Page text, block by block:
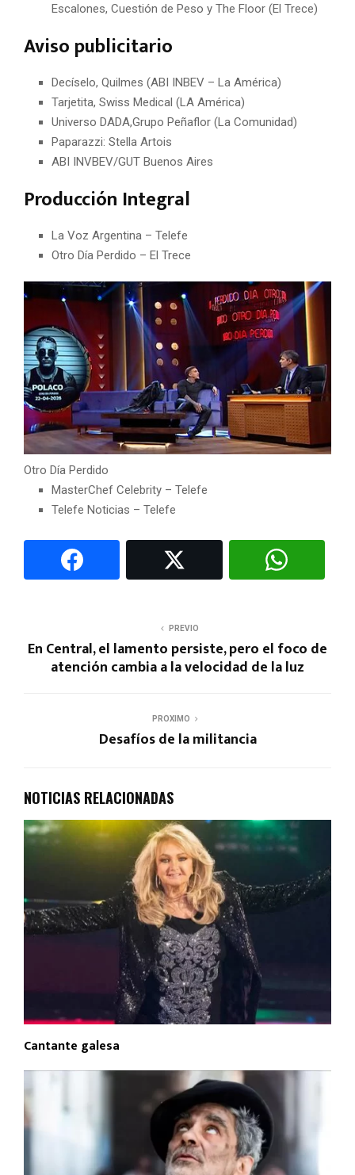
Escalones, Cuestión de Peso y The Floor (El Trece)
Aviso publicitario
Decíselo, Quilmes (ABI INBEV – La América)
Tarjetita, Swiss Medical (LA América)
Universo DADA,Grupo Peñaflor (La Comunidad)
Paparazzi: Stella Artois
ABI INVBEV/GUT Buenos Aires
Producción Integral
La Voz Argentina – Telefe
Otro Día Perdido – El Trece
Otro Día Perdido
MasterChef Celebrity – Telefe
Telefe Noticias – Telefe
PREVIO
En Central, el lamento persiste, pero el foco de
atención cambia a la velocidad de la luz
PROXIMO
Desafíos de la militancia
NOTICIAS RELACIONADAS
Cantante galesa